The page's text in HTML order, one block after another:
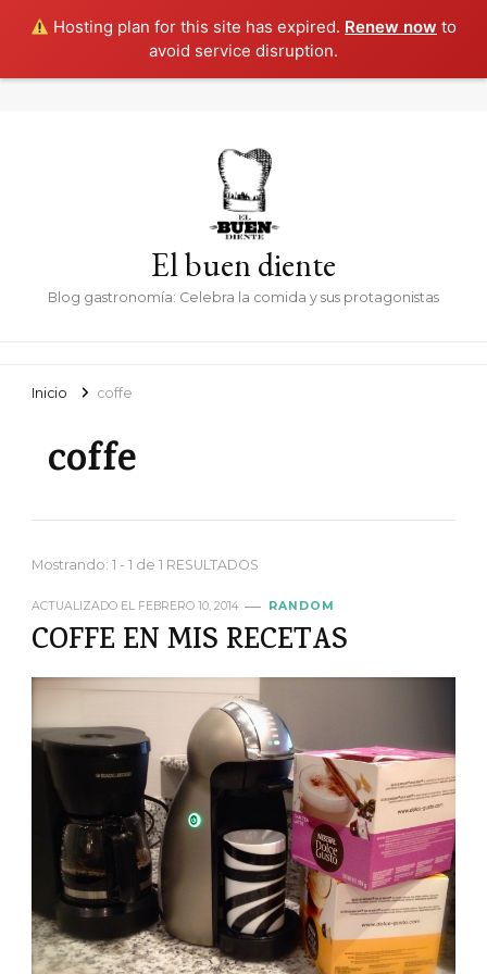
Hosting plan for this site has expired. Renew now to
avoid service disruption.
El buen diente
Blog gastronomía: Celebra la comida y sus protagonistas
Inicio coffe
coffe
Mostrando: 1 - 1 de 1 RESULTADOS
ACTUALIZADO EL FEBRERO 10, 2014 RANDOM
COFFE EN MIS RECETAS